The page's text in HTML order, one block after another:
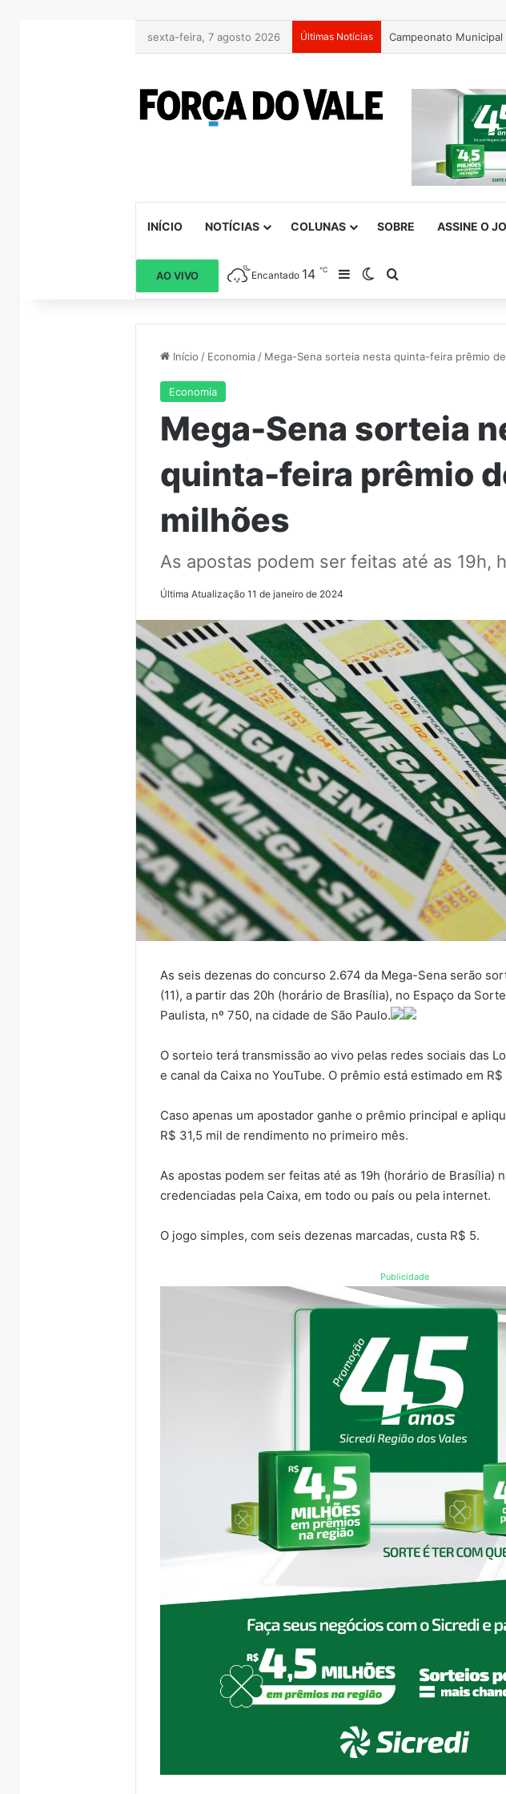
sexta-feira, 7 agosto 2026 Últimas Notícias Campeonato
INÍCIO NOTÍCIAS COLUNAS SOBRE ASSINE O
AO VIVO Encantado 14℃ Barra Lateral
Switch skin
Início / Economia / Mega-Sena sorteia nesta quinta-feira prêmio
Economia
Mega-Sena sorteia
quinta-feira prêmio
milhões
As apostas podem ser feitas até as 19h,
Última Atualização 11 de janeiro de 2024
As seis dezenas do concurso 2.674 da Mega-Sena serão
(11), a partir das 20h (horário de Brasília), no Espaço da
Paulista, nº 750, na cidade de São Paulo.
O sorteio terá transmissão ao vivo pelas redes sociais das
e canal da Caixa no YouTube. O prêmio está estimado em
Caso apenas um apostador ganhe o prêmio principal e
R$ 31,5 mil de rendimento no primeiro mês.
As apostas podem ser feitas até as 19h (horário de Brasília)
credenciadas pela Caixa, em todo ou país ou pela internet.
O jogo simples, com seis dezenas marcadas, custa R$ 5.
Publicidade